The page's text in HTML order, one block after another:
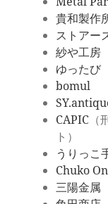
貴和製作
ストアー
紗や工房
ゆったび
bomul
CAPIC
ト）
うりっこ
Chuko
三陽金属